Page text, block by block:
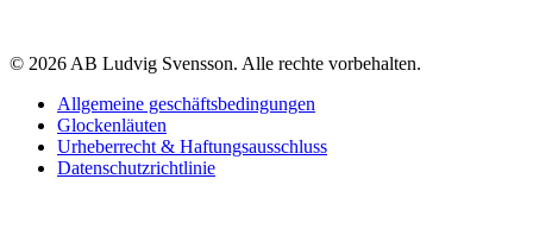
© 2026 AB Ludvig Svensson. Alle rechte vorbehalten.
Allgemeine geschäftsbedingungen
Glockenläuten
Urheberrecht & Haftungsausschluss
Datenschutzrichtlinie